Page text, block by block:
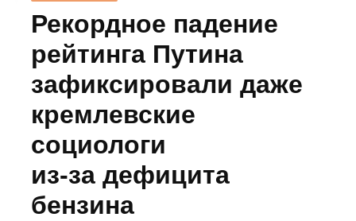
Рекордное падение
рейтинга Путина
зафиксировали даже
кремлевские
социологи
из‑за дефицита
бензина